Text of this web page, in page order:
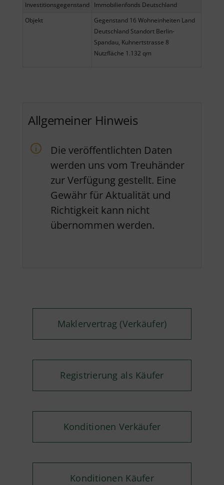
Investitionsgegenstand
Immobilienfonds Deutschland
Objekt
Gegenstand 16 Wohneinheiten Land
Deutschland Standort Berlin-
Spandau, Kuhnertstrasse 8
Nutzfläche 1.132 qm
Allgemeiner Hinweis
Die veröffentlichten Daten
werden uns vom Treuhänder
zur Verfügung gestellt. Eine
Gewähr für Aktualität und
Richtigkeit kann nicht
übernommen werden.
Maklervertrag (Verkäufer)
Registrierung als Käufer
Konditionen Verkäufer
Konditionen Käufer